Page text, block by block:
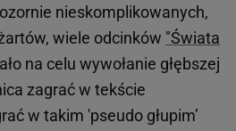
nieskomplikowanych,
wiele odcinków "Świata
na celu wywołanie głębszej
zagrać w tekście
w takim 'pseudo głupim’